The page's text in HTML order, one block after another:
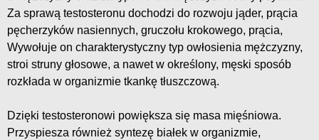
Za sprawą testosteronu dochodzi do rozwoju jąder, prącia
pęcherzyków nasiennych, gruczołu krokowego, prącia,
Wywołuje on charakterystyczny typ owłosienia mężczyzny,
stroi struny głosowe, a nawet w określony, męski sposób
rozkłada w organizmie tkankę tłuszczową.
Dzięki testosteronowi powiększa się masa mięśniowa.
Przyspiesza również syntezę białek w organizmie,